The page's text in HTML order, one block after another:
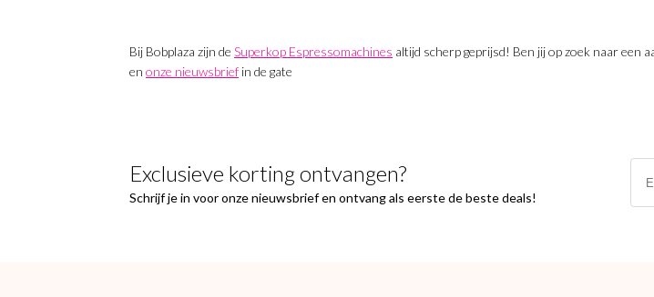
Bij Bobplaza zijn de Superkop Espressomachines altijd scherp geprijsd! Ben jij op zoek naar een
en onze nieuwsbrief in de gate
Exclusieve korting ontvangen?
Schrijf je in voor onze nieuwsbrief en ontvang als eerste de beste deals!